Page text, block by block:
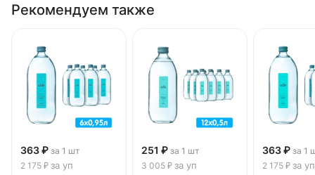
Рекомендуем также
363 ₽ за 1 шт
2 175 ₽ за уп
251 ₽ за 1 шт
3 005 ₽ за уп
363 ₽ за 1
2 175 ₽ за уп